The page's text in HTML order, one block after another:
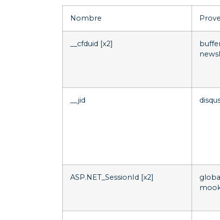
Nombre
__cfduid [x2]
__jid
ASP.NET_SessionId [x2]